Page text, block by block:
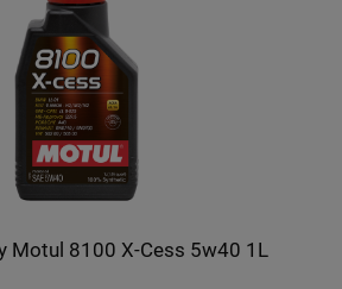
Motul 8100 X-Cess 5w40 1L